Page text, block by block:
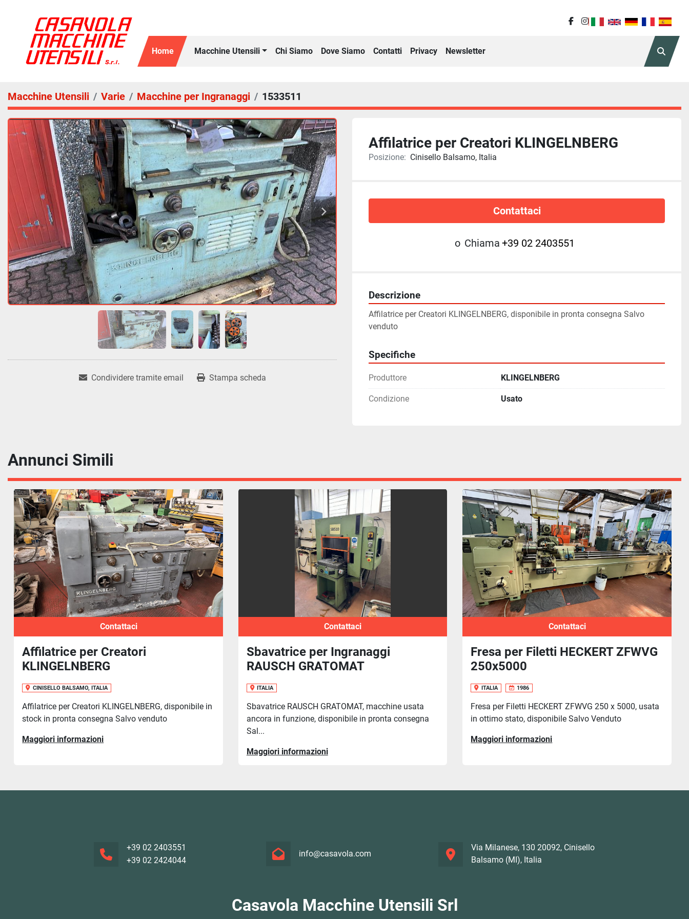
facebookinstagram
Home Macchine Utensili Chi Siamo Dove Siamo Contatti Privacy Newsletter
Cerca
Macchine Utensili Varie Macchine per Ingranaggi 1533511
Condividere tramite email Stampa scheda
Affilatrice per Creatori KLINGELNBERG
Posizione: Cinisello Balsamo, Italia
Contattaci
o Chiama +39 02 2403551
Descrizione
Affilatrice per Creatori KLINGELNBERG, disponibile in pronta consegna Salvo
venduto
Specifiche
Produttore KLINGELNBERG
Condizione Usato
Annunci Simili
Contattaci
Affilatrice per Creatori
KLINGELNBERG
CINISELLO BALSAMO, ITALIA
Affilatrice per Creatori KLINGELNBERG, disponibile in
stock in pronta consegna Salvo venduto
Maggiori informazioni
Contattaci
Sbavatrice per Ingranaggi
RAUSCH GRATOMAT
ITALIA
Sbavatrice RAUSCH GRATOMAT, macchine usata
ancora in funzione, disponibile in pronta consegna
Sal...
Maggiori informazioni
Contattaci
Fresa per Filetti HECKERT ZFWVG
250x5000
ITALIA 1986
Fresa per Filetti HECKERT ZFWVG 250 x 5000, usata
in ottimo stato, disponibile Salvo Venduto
Maggiori informazioni
+39 02 2403551
+39 02 2424044
info@casavola.com
Via Milanese, 130 20092, Cinisello
Balsamo (MI), Italia
Casavola Macchine Utensili Srl